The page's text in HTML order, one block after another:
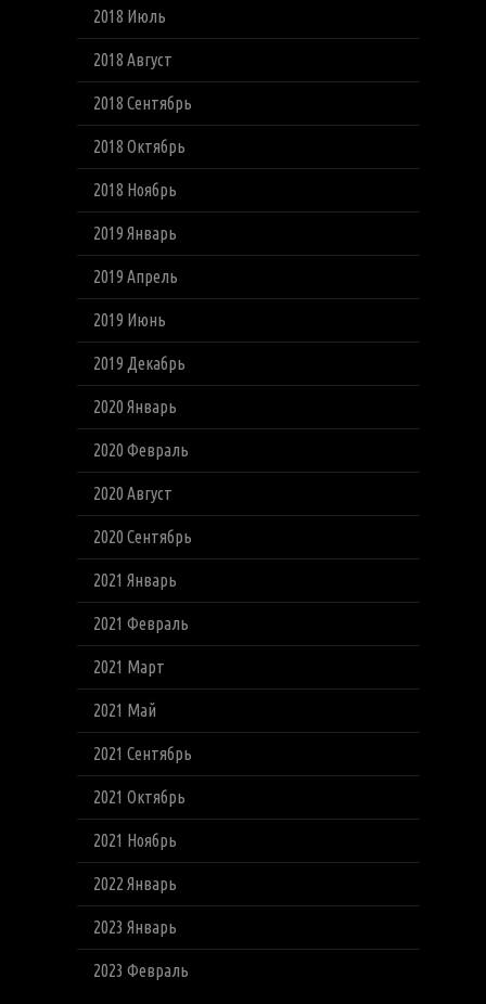
2018 Июль
2018 Август
2018 Сентябрь
2018 Октябрь
2018 Ноябрь
2019 Январь
2019 Апрель
2019 Июнь
2019 Декабрь
2020 Январь
2020 Февраль
2020 Август
2020 Сентябрь
2021 Январь
2021 Февраль
2021 Март
2021 Май
2021 Сентябрь
2021 Октябрь
2021 Ноябрь
2022 Январь
2023 Январь
2023 Февраль